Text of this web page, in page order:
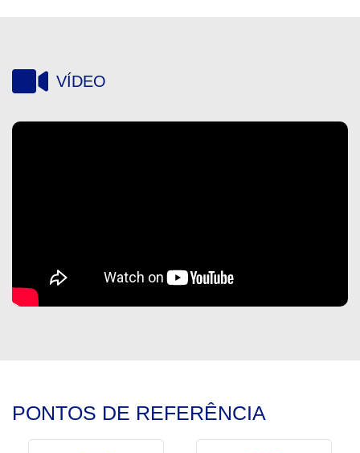
VÍDEO
PONTOS DE REFERÊNCIA